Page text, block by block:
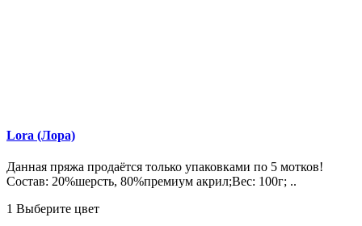
Lora (Лора)
Данная пряжа продаётся только упаковками по 5 мотков!
Состав: 20%шерсть, 80%премиум акрил;Вес: 100г; ..
1 Выберите цвет